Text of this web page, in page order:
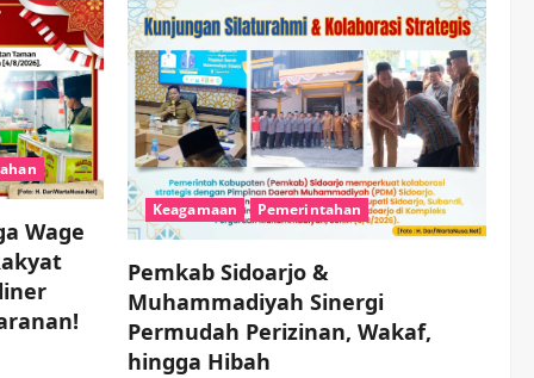
Borong Kuliner UMKM
Sambil Nonton Jaranan!
wartanusa 4 Agustus 2026
4
Keagamaan Pemerintahan
Pemkab Sidoarjo &
Muhammadiyah Sinergi
Permudah Perizinan,
Wakaf, hingga Hibah
wartanusa 4 Agustus 2026
5
Keagamaan Pemerintahan
Hadir di Pengajian Qurrota
A’yun, Wabup Sidoarjo
Minta Doa Jamaah Agar
Tetap Amanah Memimpin
wartanusa 4 Agustus 2026
Wage
Keagamaan Pemerintahan
Pemkab Sidoarjo &
Muhammadiyah Sinergi
Permudah Perizinan, Wakaf,
hingga Hibah